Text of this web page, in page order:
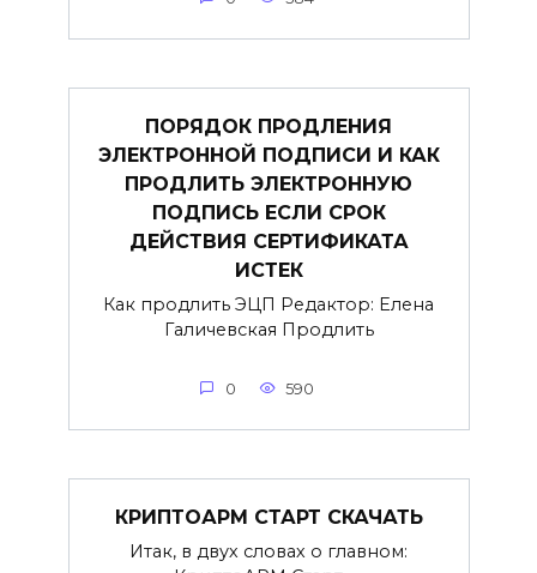
ПОРЯДОК ПРОДЛЕНИЯ
ЭЛЕКТРОННОЙ ПОДПИСИ И КАК
ПРОДЛИТЬ ЭЛЕКТРОННУЮ
ПОДПИСЬ ЕСЛИ СРОК
ДЕЙСТВИЯ СЕРТИФИКАТА
ИСТЕК
Как продлить ЭЦП Редактор: Елена
Галичевская Продлить
0 590
КРИПТОАРМ СТАРТ СКАЧАТЬ
Итак, в двух словах о главном: